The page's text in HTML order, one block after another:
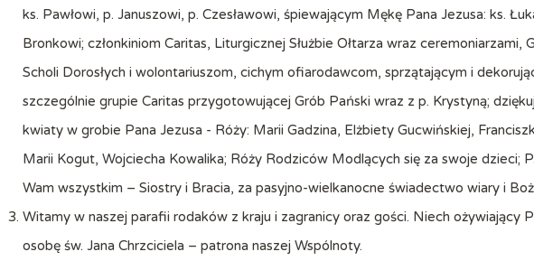
ks. Pawłowi, p. Januszowi, p. Czesławowi, śpiewającym Mękę Pana Jezusa: ks.
Bronkowi; członkiniom Caritas, Liturgicznej Służbie Ołtarza wraz
Scholi Dorosłych i wolontariuszom, cichym ofiarodawcom, sprzątającym i
szczególnie grupie Caritas przygotowującej Grób Pański wraz z p. Krystyną;
kwiaty w grobie Pana Jezusa - Róży: Marii Gadzina, Elżbiety Gucwińskiej,
Marii Kogut, Wojciecha Kowalika; Róży Rodziców Modlących się za swoje dzieci;
Wam wszystkim – Siostry i Bracia, za pasyjno-wielkanocne świadectwo wiary i
Witamy w naszej parafii rodaków z kraju i zagranicy oraz gości. Niech ożywiający
osobę św. Jana Chrzciciela – patrona naszej Wspólnoty.